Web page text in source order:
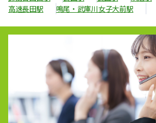
高速長田駅
鳴尾・武庫川女子大前駅